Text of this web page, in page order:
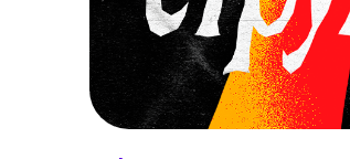
play1
Реклама
adv@terminvox.ru
Коллаборации
collab@terminvox.ru
Любые другие вопросы
podcasts@terminvox.ru